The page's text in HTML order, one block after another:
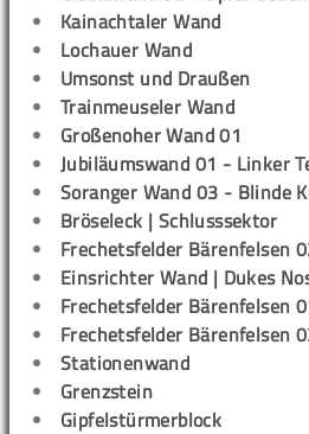
Kainachtaler Wand
Lochauer Wand
Umsonst und Draußen
Trainmeuseler Wand
Großenoher Wand 01
Jubiläumswand 01 - Linker
Soranger Wand 03 - Blinde
Bröseleck | Schlusssektor
Frechetsfelder Bärenfelsen
Einsrichter Wand | Dukes
Frechetsfelder Bärenfelsen
Frechetsfelder Bärenfelsen
Stationenwand
Grenzstein
Gipfelstürmerblock